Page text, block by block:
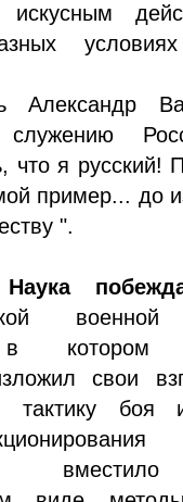
искусным
служению
что я русский!
пример... до
".
в котором
свои
тактику боя